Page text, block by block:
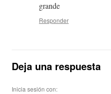
grande
Responder
Deja una respuesta
Inicia sesión con: